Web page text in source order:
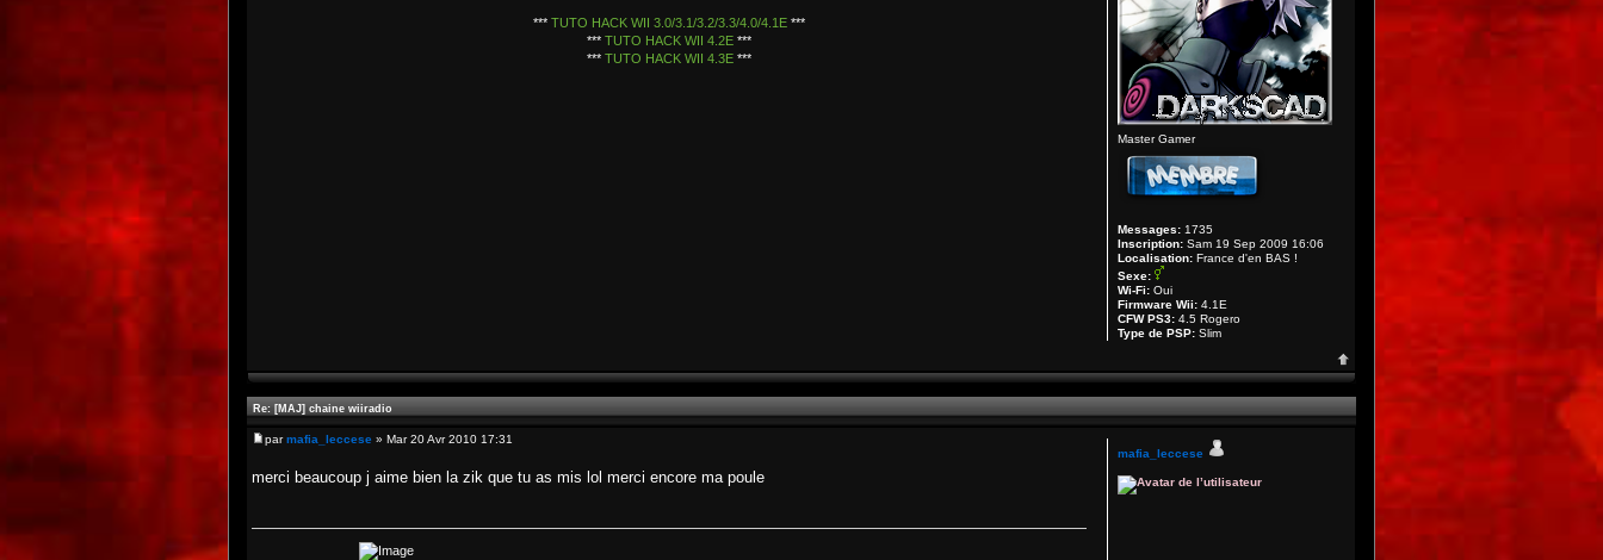
*** TUTO HACK WII 3.0/3.1/3.2/3.3/4.0/4.1E***
*** TUTO HACK WII 4.2E***
*** TUTO HACK WII 4.3E***
Master Gamer
Messages: 1735
Inscription: Sam 19 Sep 2009 16:06
Localisation: France d'en BAS !
Sexe:
Wi-Fi: Oui
Firmware Wii: 4.1E
CFW PS3: 4.5 Rogero
Type de PSP: Slim
Re: [MAJ] chaine wiiradio
parmafia_leccese » Mar 20 Avr 2010 17:31
merci beaucoup j aime bien la zik que tu as mis lol merci encore ma poule
mafia_leccese